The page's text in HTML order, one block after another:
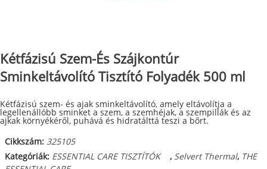
Kétfázisú Szem-És Szájkontúr
Sminkeltávolító Tisztító Folyadék 500 ml
Kétfázisú szem- és ajak sminkeltávolító, amely eltávolítja a
legellenállóbb sminket a szem, a szemhéjak, a szempillák és az
ajkak környékéről, puhává és hidratálttá teszi a bőrt.
Cikkszám: 325105
Kategóriák: ESSENTIAL CARE TISZTÍTÓK , Selvert Thermal, THE